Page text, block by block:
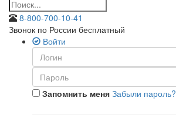
8-800-700-10-41
Звонок по России бесплатный
Войти
Запомнить меня Забыли пароль?